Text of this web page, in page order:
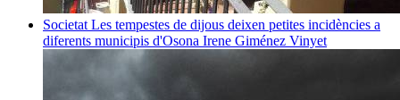
Societat Les tempestes de dijous deixen petites incidències a
diferents municipis d'Osona Irene Giménez Vinyet